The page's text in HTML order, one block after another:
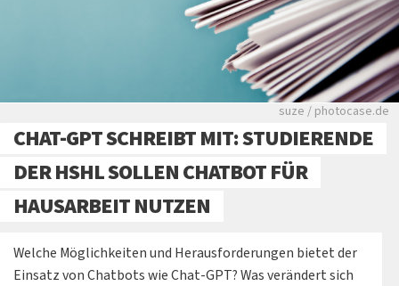
Viele Zeitungen.
suze / photocase.de
CHAT-GPT SCHREIBT MIT: STUDIERENDE
DER HSHL SOLLEN CHATBOT FÜR
HAUSARBEIT NUTZEN
Welche Möglichkeiten und Herausforderungen bietet der
Einsatz von Chatbots wie Chat-GPT? Was verändert sich